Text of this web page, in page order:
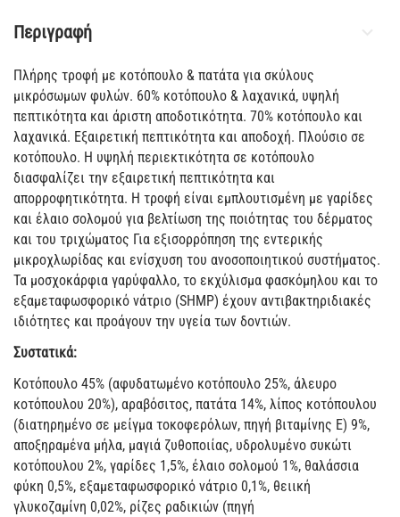
Περιγραφή
Πλήρης τροφή με κοτόπουλο & πατάτα για σκύλους
μικρόσωμων φυλών. 60% κοτόπουλο & λαχανικά, υψηλή
πεπτικότητα και άριστη αποδοτικότητα. 70% κοτόπουλο και
λαχανικά. Εξαιρετική πεπτικότητα και αποδοχή. Πλούσιο σε
κοτόπουλο. Η υψηλή περιεκτικότητα σε κοτόπουλο
διασφαλίζει την εξαιρετική πεπτικότητα και
απορροφητικότητα. Η τροφή είναι εμπλουτισμένη με γαρίδες
και έλαιο σολομού για βελτίωση της ποιότητας του δέρματος
και του τριχώματος Για εξισορρόπηση της εντερικής
μικροχλωρίδας και ενίσχυση του ανοσοποιητικού συστήματος.
Τα μοσχοκάρφια γαρύφαλλο, το εκχύλισμα φασκόμηλου και το
εξαμεταφωσφορικό νάτριο (SHMP) έχουν αντιβακτηριδιακές
ιδιότητες και προάγουν την υγεία των δοντιών.
Συστατικά:
Kοτόπουλο 45% (αφυδατωμένο κοτόπουλο 25%, άλευρο
κοτόπουλου 20%), αραβόσιτος, πατάτα 14%, λίπος κοτόπουλου
(διατηρημένο σε μείγμα τοκοφερόλων, πηγή βιταμίνης E) 9%,
αποξηραμένα μήλα, μαγιά ζυθοποιίας, υδρολυμένο συκώτι
κοτόπουλου 2%, γαρίδες 1,5%, έλαιο σολομού 1%, θαλάσσια
φύκη 0,5%, εξαμεταφωσφορικό νάτριο 0,1%, θειική
γλυκοζαμίνη 0,02%, ρίζες ραδικιών (πηγή